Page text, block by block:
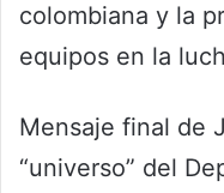
colombiana y la
equipos en la
Mensaje final de
“universo” del